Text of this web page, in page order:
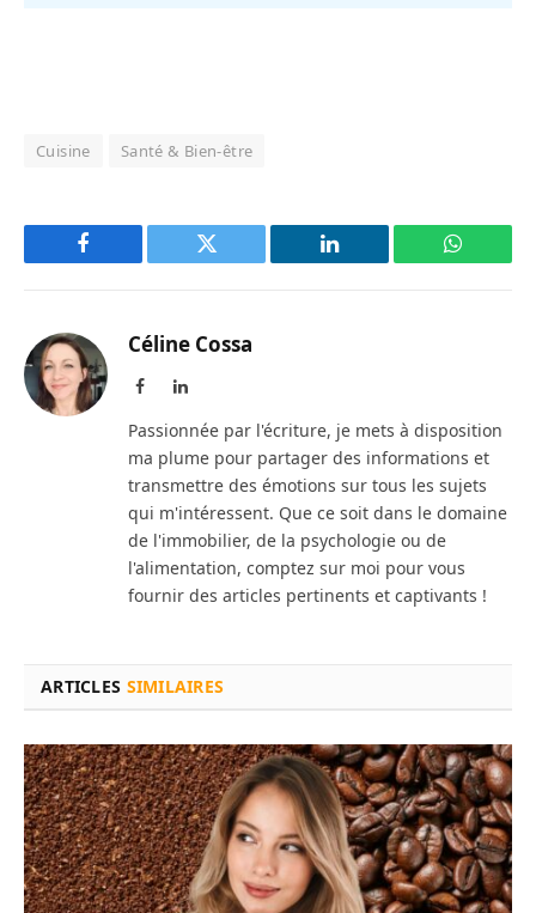
Cuisine Santé & Bien-être
Facebook Twitter LinkedIn
Céline Cossa
FacebookLinkedIn
Passionnée par l'écriture, je mets à disposition
ma plume pour partager des informations et
transmettre des émotions sur tous les sujets
qui m'intéressent. Que ce soit dans le domaine
de l'immobilier, de la psychologie ou de
l'alimentation, comptez sur moi pour vous
fournir des articles pertinents et captivants !
ARTICLES SIMILAIRES